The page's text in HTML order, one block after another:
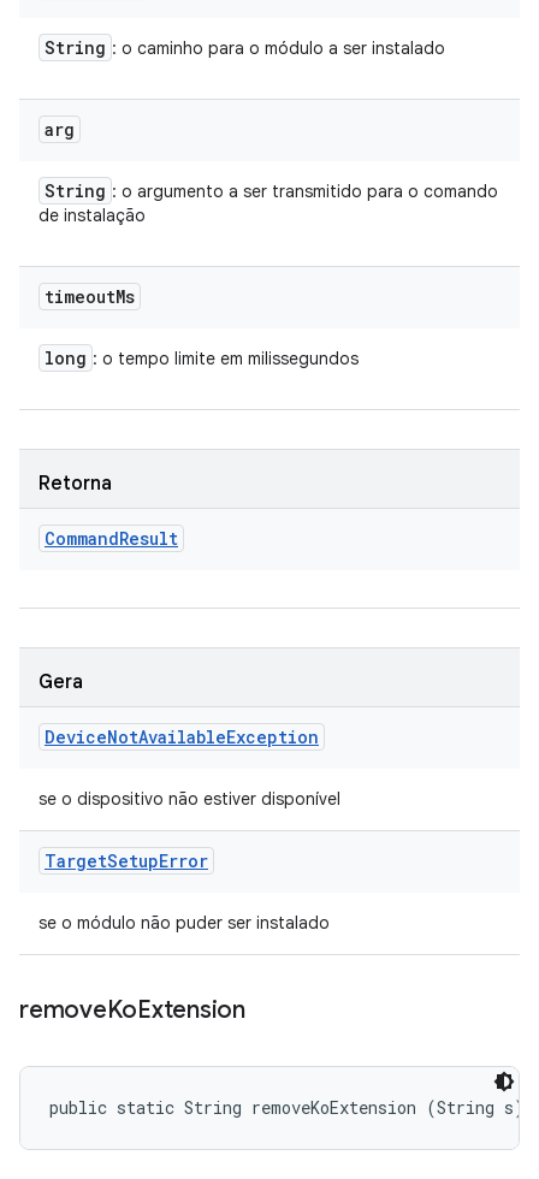
String : o caminho para o módulo a ser instalado
arg
String : o argumento a ser transmitido para o comando
de instalação
timeoutMs
long : o tempo limite em milissegundos
Retorna
CommandResult
Gera
DeviceNotAvailableException
se o dispositivo não estiver disponível
TargetSetupError
se o módulo não puder ser instalado
removeKoExtension
public static String removeKoExtension (String s)